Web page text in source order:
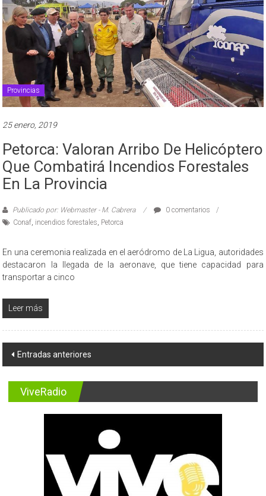
Provincias
25 enero, 2019
Petorca: Valoran Arribo De Helicóptero
Que Combatirá Incendios Forestales
En La Provincia
Publicado por: Webmaster - M. Cabrera
0 comentarios
Conaf, incendios forestales, Petorca
En una ceremonia realizada en el aeródromo de La Ligua, autoridades
destacaron la llegada de la aeronave, que tiene capacidad para
transportar a cinco
Leer más
Navegación
entradas
Entradas anteriores
ViveRadio